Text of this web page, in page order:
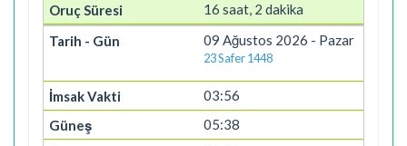
16 saat, 2 dakika
09 Ağustos 2026 - Pazar
23 Safer 1448
03:56
05:38